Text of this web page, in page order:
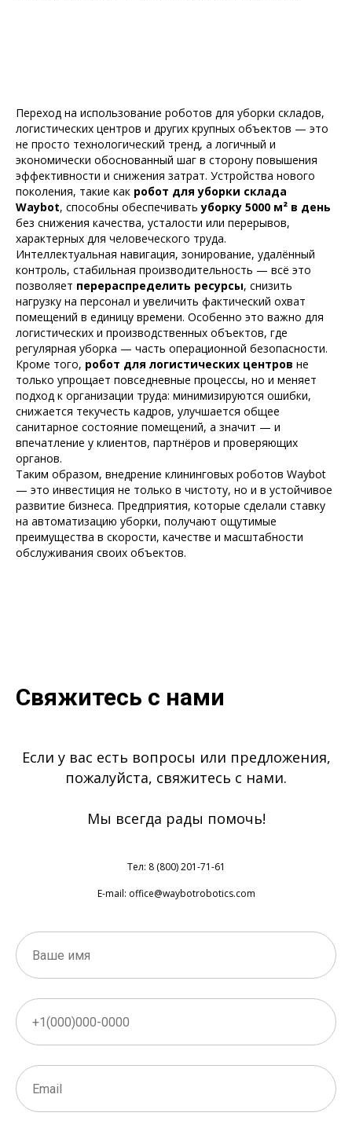
Переход на использование роботов для уборки складов,
логистических центров и других крупных объектов — это
не просто технологический тренд, а логичный и
экономически обоснованный шаг в сторону повышения
эффективности и снижения затрат. Устройства нового
поколения, такие как робот для уборки склада
Waybot, способны обеспечиватьуборку 5000 м² в день
без снижения качества, усталости или перерывов,
характерных для человеческого труда.
Интеллектуальная навигация, зонирование, удалённый
контроль, стабильная производительность — всё это
позволяет перераспределить ресурсы, снизить
нагрузку на персонал и увеличить фактический охват
помещений в единицу времени. Особенно это важно для
логистических и производственных объектов, где
регулярная уборка — часть операционной безопасности.
Кроме того, робот для логистических центров не
только упрощает повседневные процессы, но и меняет
подход к организации труда: минимизируются ошибки,
снижается текучесть кадров, улучшается общее
санитарное состояние помещений, а значит — и
впечатление у клиентов, партнёров и проверяющих
органов.
Таким образом, внедрение клининговых роботов Waybot
— это инвестиция не только в чистоту, но и в устойчивое
развитие бизнеса. Предприятия, которые сделали ставку
на автоматизацию уборки, получают ощутимые
преимущества в скорости, качестве и масштабности
обслуживания своих объектов.
Свяжитесь с нами
Если у вас есть вопросы или предложения,
пожалуйста, свяжитесь с нами.
Мы всегда рады помочь!
Тел: 8 (800) 201-71-61
E-mail: office@waybotrobotics.com